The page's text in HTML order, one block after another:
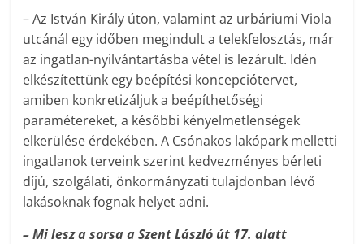
– Az István Király úton, valamint az urbáriumi Viola
utcánál egy időben megindult a telekfelosztás, már
az ingatlan-nyilvántartásba vétel is lezárult. Idén
elkészítettünk egy beépítési koncepciótervet,
amiben konkretizáljuk a beépíthetőségi
paramétereket, a későbbi kényelmetlenségek
elkerülése érdekében. A Csónakos lakópark melletti
ingatlanok terveink szerint kedvezményes bérleti
díjú, szolgálati, önkormányzati tulajdonban lévő
lakásoknak fognak helyet adni.
– Mi lesz a sorsa a Szent László út 17. alatt